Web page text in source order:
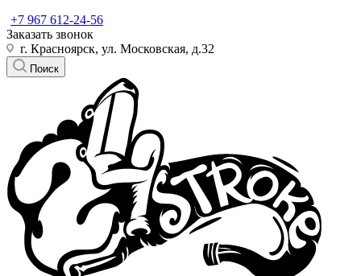
+7 967 612-24-56
Заказать звонок
г. Красноярск, ул. Московская, д.32
Поиск